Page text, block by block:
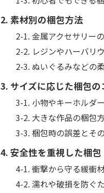
2. 素材別の梱包方法
2-1. 金属アクセサリー
2-2. レジンやハーバリ
2-3. ぬいぐるみなどの
3. サイズに応じた梱包の
3-1. 小物やキーホルダ
3-2. 大きな作品の梱包
3-3. 梱包時の誤差とそ
4. 安全性を重視した梱包
4-1. 衝撃から守る緩衝
4-2. 濡れや破損を防ぐ